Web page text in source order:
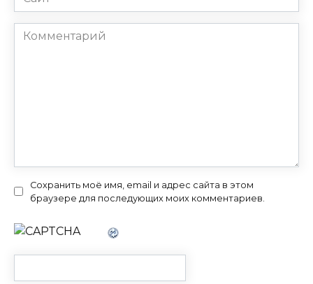
Комментарий
Сохранить моё имя, email и адрес сайта в этом
браузере для последующих моих комментариев.